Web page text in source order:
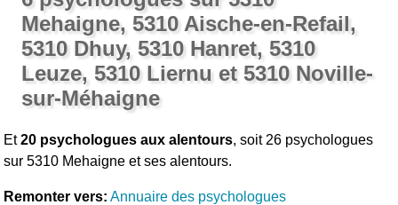
Mehaigne, 5310 Aische-en-Refail,
5310 Dhuy, 5310 Hanret, 5310
Leuze, 5310 Liernu et 5310 Noville-
sur-Méhaigne
Et20 psychologues aux alentours, soit 26 psychologues
sur 5310 Mehaigne et ses alentours.
Remonter vers: Annuaire des psychologues